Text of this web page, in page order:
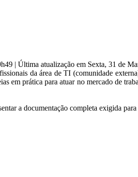
| Última atualização em Sexta, 31 de
da área de TI (comunidade
em prática para atuar no mercado de
a documentação completa exigida